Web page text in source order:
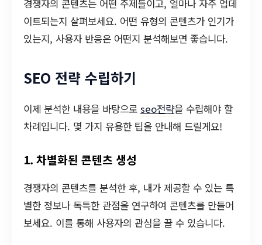
경쟁자의 콘텐츠는 어떤 주제들이고, 얼마나 자주 업데
이트되는지 살펴보세요. 어떤 유형의 콘텐츠가 인기가
있는지, 사용자 반응은 어떤지 분석해보면 좋습니다.
SEO 전략 수립하기
이제 분석한 내용을 바탕으로 seo전략을 수립해야 할
차례입니다. 몇 가지 유용한 팁을 안내해 드릴게요!
1. 차별화된 콘텐츠 생성
경쟁자의 콘텐츠를 분석한 후, 내가 제공할 수 있는 특
별한 정보나 독특한 관점을 연구하여 콘텐츠를 만들어
보세요. 이를 통해 사용자의 관심을 끌 수 있습니다.